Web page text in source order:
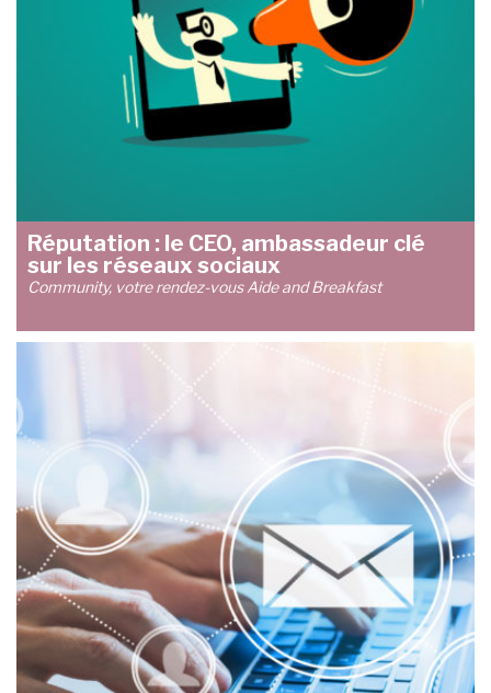
Réputation : le CEO, ambassadeur clé
sur les réseaux sociaux
Community, votre rendez-vous Aide and Breakfast